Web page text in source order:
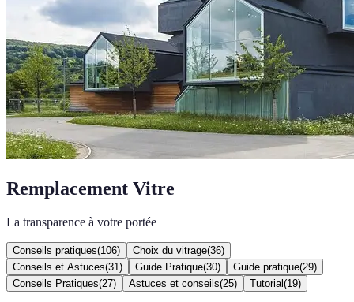
Remplacement Vitre
La transparence à votre portée
Conseils pratiques(106) Choix du vitrage(36)
Conseils et Astuces(31 ) Guide Pratique(30) Guide pratique(29)
Conseils Pratiques(27) Astuces et conseils(25) Tutorial (19)